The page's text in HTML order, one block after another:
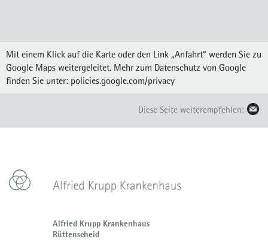
Mit einem Klick auf die Karte oder den Link „Anfahrt“ werden Sie zu
Google Maps weitergeleitet. Mehr zum Datenschutz von Google
finden Sie unter: policies.google.com/privacy
Diese Seite weiterempfehlen:
Alfried Krupp Krankenhaus
Rüttenscheid